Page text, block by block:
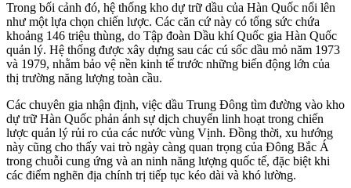
Trong bối cảnh đó, hệ thống kho dự trữ dầu của Hàn Quốc nổi lên
như một lựa chọn chiến lược. Các căn cứ này có tổng sức chứa
khoảng 146 triệu thùng, do Tập đoàn Dầu khí Quốc gia Hàn Quốc
quản lý. Hệ thống được xây dựng sau các cú sốc dầu mỏ năm 1973
và 1979, nhằm bảo vệ nền kinh tế trước những biến động lớn của
thị trường năng lượng toàn cầu.
Các chuyên gia nhận định, việc dầu Trung Đông tìm đường vào kho
dự trữ Hàn Quốc phản ánh sự dịch chuyển linh hoạt trong chiến
lược quản lý rủi ro của các nước vùng Vịnh. Đồng thời, xu hướng
này cũng cho thấy vai trò ngày càng quan trọng của Đông Bắc Á
trong chuỗi cung ứng và an ninh năng lượng quốc tế, đặc biệt khi
các điểm nghẽn địa chính trị tiếp tục kéo dài và khó lường.